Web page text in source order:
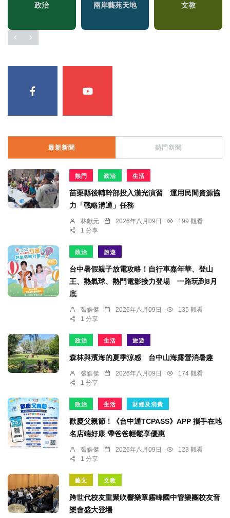
政治 兩岸藝苑天地 文教
最新新聞 熱門新聞
熱門 政治 生活
苗栗縣後輔幹部投入漢光演習 運用民間資源協
力「戰略溝通」任務
林獻元 2026年八月09日
199 觀看
1 分享
政治 旅遊
台中暑假親子放電攻略！自行車嘉年華、登山
王、熱氣球、熱門電影接力登場 一路玩到8月
底
張皓傑 2026年八月09日
135 觀看
1 分享
政治 生活 旅遊
森林與濱海的夏季涼感 台中山海露營消暑趣
張皓傑 2026年八月09日
174 觀看
1 分享
政治 生活 財經及消費
歡慶父親節！《台中通TCPASS》APP 攜手在地
名店端好康 帶爸爸輕鬆享優惠
張皓傑 2026年八月09日
123 觀看
1 分享
藝文 文教
跨世代校友重聚吹響樂章霧峰國中管樂團校友音
樂會盛大登場